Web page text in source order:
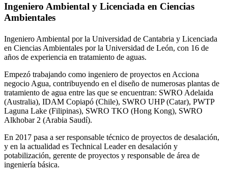
Ingeniero Ambiental y Licenciada en Ciencias
Ambientales
Ingeniero Ambiental por la Universidad de Cantabria y Licenciada
en Ciencias Ambientales por la Universidad de León, con 16 de
años de experiencia en tratamiento de aguas.
Empezó trabajando como ingeniero de proyectos en Acciona
negocio Agua, contribuyendo en el diseño de numerosas plantas de
tratamiento de agua entre las que se encuentran: SWRO Adelaida
(Australia), IDAM Copiapó (Chile), SWRO UHP (Catar), PWTP
Laguna Lake (Filipinas), SWRO TKO (Hong Kong), SWRO
Alkhobar 2 (Arabia Saudí).
En 2017 pasa a ser responsable técnico de proyectos de desalación,
y en la actualidad es Technical Leader en desalación y
potabilización, gerente de proyectos y responsable de área de
ingeniería básica.